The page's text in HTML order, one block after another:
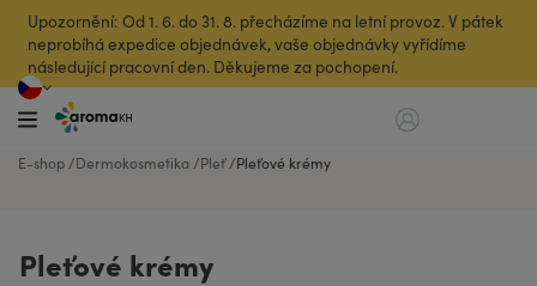
Upozornění: Od 1. 6. do 31. 8. přecházíme na letní provoz. V pátek
neprobíhá expedice objednávek, vaše objednávky vyřídíme
následující pracovní den. Děkujeme za pochopení.
E-shop Dermokosmetika Pleť Pleťové krémy
Pleťové krémy